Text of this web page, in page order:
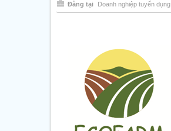
Đăng tại Doanh nghiệp tuyển dụng